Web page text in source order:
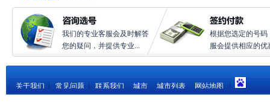
我们的专业客服会及时解答
您的疑问，并提供专业...
根据您选定的号码
服会提供相应的优
关于我们 常见问题 联系我们 城市 城市列表 网站地图